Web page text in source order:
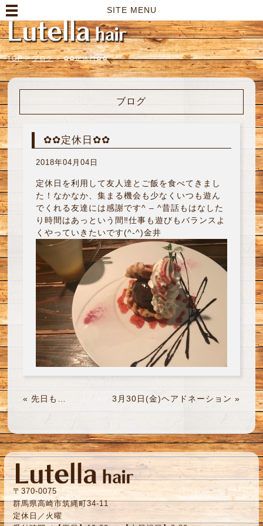
SITE MENU
TOP > ブログ > ✿✿定休日✿✿
ブログ
✿✿定休日✿✿
2018年04月04日
定休日を利用して友人達とご飯を食べてきまし
た！なかなか、集まる機会も少なくいつも遊ん
でくれる友達には感謝です^ – ^昔話もはなした
り時間はあっという間‼︎仕事も遊びもバランスよ
くやっていきたいです(^-^)金井
« 先日も… 3月30日(金)ヘアドネーション »
〒370-0075
群馬県高崎市筑縄町34-11
定休日／火曜